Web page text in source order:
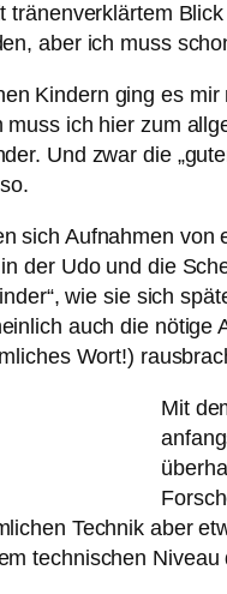
tränenverklärtem
aber ich muss
Kindern ging es
ich hier zum
Und zwar die
sich Aufnahmen
der Udo und die
wie sie sich
auch die nötige
Wort!)
Mit
Technik aber
technischen Niveau